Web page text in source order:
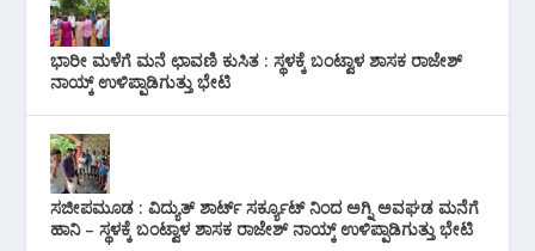
ಭಾರೀ ಮಳೆಗೆ ಮನೆ ಛಾವಣಿ ಕುಸಿತ : ಸ್ಥಳಕ್ಕೆ ಬಂಟ್ವಾಳ ಶಾಸಕ ರಾಜೇಶ್
ನಾಯ್ಕ್ ಉಳಿಪ್ಪಾಡಿಗುತ್ತು ಭೇಟಿ
ಸಜೀಪಮೂಡ : ವಿದ್ಯುತ್ ಶಾರ್ಟ್ ಸರ್ಕ್ಯೂಟ್‌ ನಿಂದ ಅಗ್ನಿ ಅವಘಡ ಮನೆಗೆ
ಹಾನಿ – ಸ್ಥಳಕ್ಕೆ ಬಂಟ್ವಾಳ ಶಾಸಕ ರಾಜೇಶ್ ನಾಯ್ಕ್ ಉಳಿಪ್ಪಾಡಿಗುತ್ತು ಭೇಟಿ